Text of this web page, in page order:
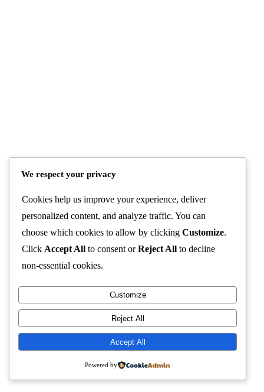
Usung Tema ‘Jagat Arunika’, SMAN 1 Ciwidey
Bebas Perundungan
We respect your privacy
Cookies help us improve your experience, deliver
personalized content, and analyze traffic. You can
choose which cookies to allow by clicking Customize.
Click Accept All to consent orReject All to decline
non-essential cookies.
Customize
Reject All
Accept All
Powered by